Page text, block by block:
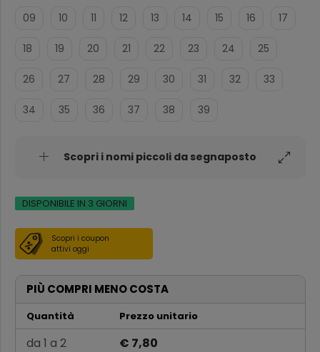
09 10 11 12 13 14 15 16 17
18 19 20 21 22 23 24 25
26 27 28 29 30 31 32 33
34 35 36 37 38 39
Scopri i nomi piccoli da segnaposto
DISPONIBILE IN 3 GIORNI
Scopri i coupon
attivi oggi
PIÙ COMPRI MENO COSTA
Quantità Prezzo unitario
da 1 a 2
€ 7,80